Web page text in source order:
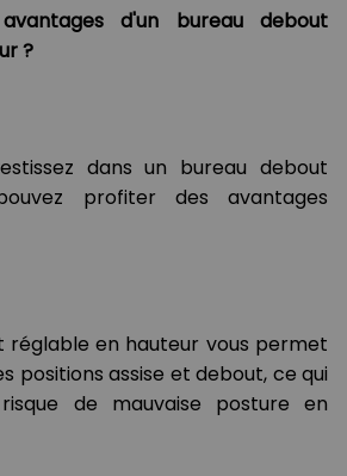
d'un bureau debout
?
dans un bureau debout
profiter des avantages
réglable en hauteur vous permet
positions assise et debout, ce qui
de mauvaise posture en